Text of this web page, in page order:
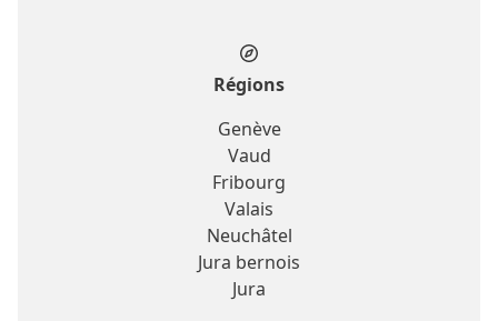
Régions
Genève
Vaud
Fribourg
Valais
Neuchâtel
Jura bernois
Jura